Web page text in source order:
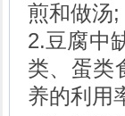
煎和做汤;
2.豆腐中
类、蛋类
养的利用